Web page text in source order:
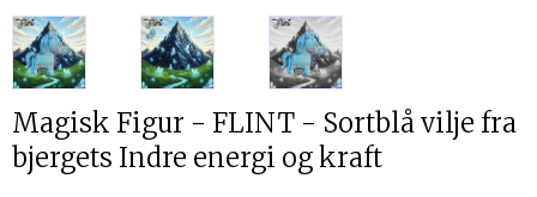
Magisk Figur - FLINT - Sortblå vilje fra
bjergets Indre energi og kraft